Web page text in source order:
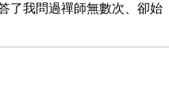
了我問過禪師無數次、卻始